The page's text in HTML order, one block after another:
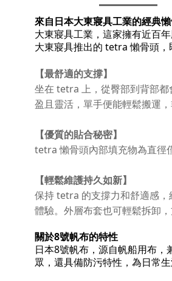
來自日本大東寢具工業的經典
大東寢具工業，這家擁有近百
大東寢具推出的 tetra 懶骨頭
【最舒適的支撐】
坐在 tetra 上，從臀部到背部
盈且靈活，單手便能輕鬆搬運
【優質的貼合秘密】
tetra 懶骨頭內部填充物為直徑
【輕鬆維護持久如新】
保持 tetra 的支撐力和舒適感
體驗。外層布套也可輕鬆拆卸
關於8號帆布的特性
日本8號帆布 ，源自帆船用布，
眾，還具備防污特性，為日常生